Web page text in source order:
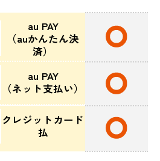
au PAY
（auかんたん決
済）
au PAY
（ネット支払い）
クレジットカード
払